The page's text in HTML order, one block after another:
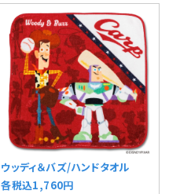
ウッディ＆バズ/ハンドタオル
各税込1,760円